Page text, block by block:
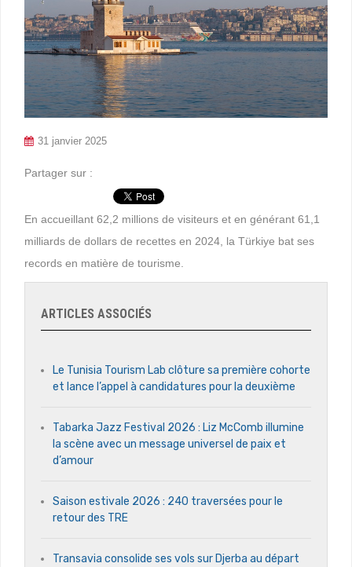
31 janvier 2025
Partager sur :
En accueillant 62,2 millions de visiteurs et en générant 61,1
milliards de dollars de recettes en 2024, la Türkiye bat ses
records en matière de tourisme.
ARTICLES ASSOCIÉS
Le Tunisia Tourism Lab clôture sa première cohorte
et lance l’appel à candidatures pour la deuxième
Tabarka Jazz Festival 2026 : Liz McComb illumine
la scène avec un message universel de paix et
d’amour
Saison estivale 2026 : 240 traversées pour le
retour des TRE
Transavia consolide ses vols sur Djerba au départ